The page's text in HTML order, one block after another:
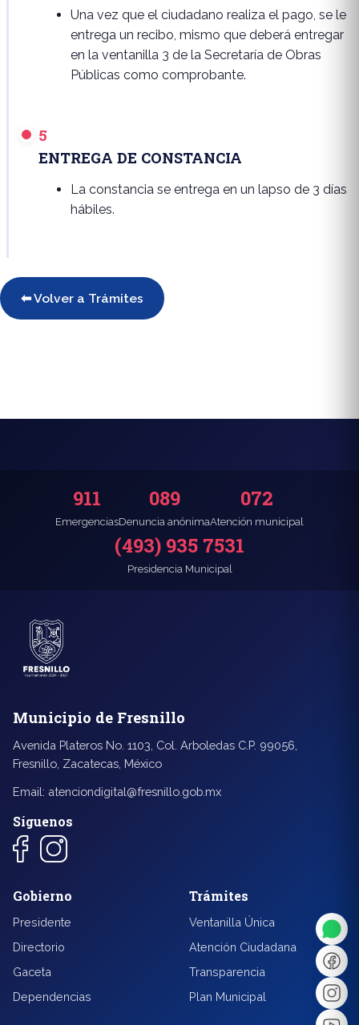
Una vez que el ciudadano realiza el pago, se le
entrega un recibo, mismo que deberá entregar
en la ventanilla 3 de la Secretaría de Obras
Públicas como comprobante.
5
ENTREGA DE CONSTANCIA
La constancia se entrega en un lapso de 3 días
hábiles.
⬅ Volver a Trámites
911
Emergencias
089
Denuncia anónima
072
Atención municipal
(493) 935 7531
Presidencia Municipal
Municipio de Fresnillo
Avenida Plateros No. 1103, Col. Arboledas C.P. 99056,
Fresnillo, Zacatecas, México
Email: atenciondigital@fresnillo.gob.mx
Síguenos
Gobierno
Presidente
Directorio
Gaceta
Dependencias
Trámites
Ventanilla Única
Atención Ciudadana
Transparencia
Plan Municipal
❙❙